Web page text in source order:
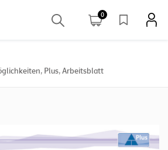
0
Plus, Arbeitsblatt